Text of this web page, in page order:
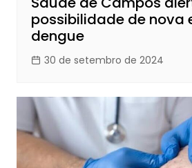
possibilidade de nova
dengue
30 de setembro de 2024